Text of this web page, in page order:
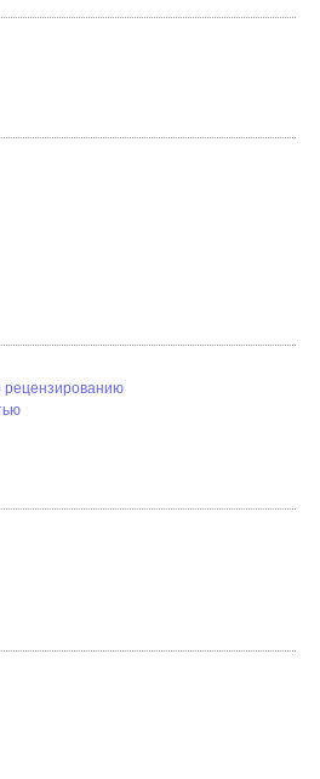
рецензированию